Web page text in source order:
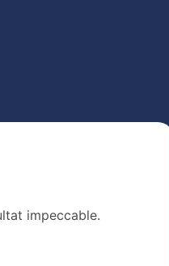
impeccable.